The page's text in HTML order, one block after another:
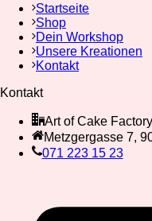
Startseite
Shop
Dein Workshop
Unsere Kreationen
Kontakt
Kontakt
Art of Cake
Metzgergasse 7,
071 223 15 23